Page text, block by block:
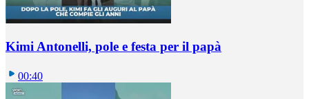
Kimi Antonelli, pole e festa per il papà
00:40